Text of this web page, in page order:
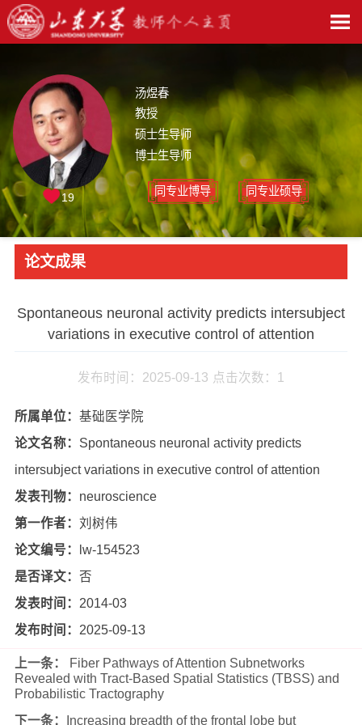
汤煜春
教授
硕士生导师
博士生导师
同专业博导 同专业硕导
19
论文成果
Spontaneous neuronal activity predicts intersubject
variations in executive control of attention
发布时间：2025-09-13 点击次数： 1
所属单位： 基础医学院
论文名称： Spontaneous neuronal activity predicts
intersubject variations in executive control of attention
发表刊物： neuroscience
第一作者： 刘树伟
论文编号：
lw-154523
是否译文： 否
发表时间： 2014-03
发布时间： 2025-09-13
上一条：
Fiber Pathways of Attention Subnetworks
Revealed with Tract-Based Spatial Statistics (TBSS) and
Probabilistic Tractography
下一条：
Increasing breadth of the frontal lobe but